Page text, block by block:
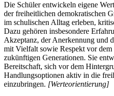
Die Schüler entwickeln eigene
der freiheitlichen demokratischen
im schulischen Alltag erleben,
Dazu gehören insbesondere
Akzeptanz, der Anerkennung und
mit Vielfalt sowie Respekt vor
zukünftigen Generationen. Sie
Bereitschaft, sich vor dem
Handlungsoptionen aktiv in die
einzubringen. [Werteorientierung]